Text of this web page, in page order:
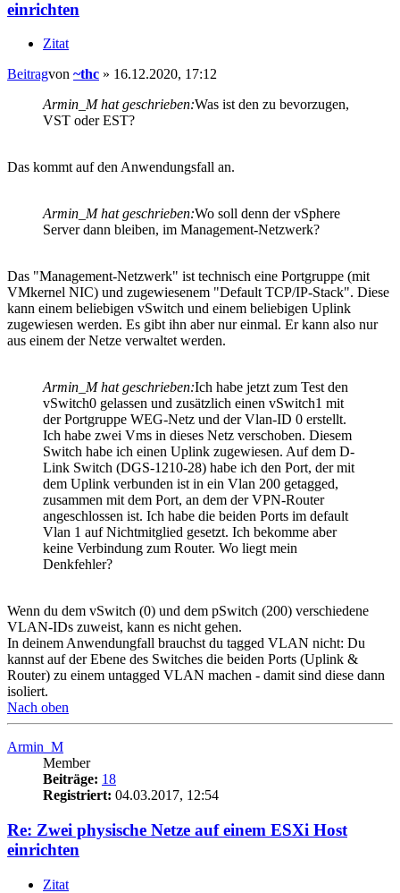
einrichten
Zitat
Beitragvon ~thc » 16.12.2020, 17:12
Armin_M hat geschrieben:Was ist den zu bevorzugen,
VST oder EST?
Das kommt auf den Anwendungsfall an.
Armin_M hat geschrieben:Wo soll denn der vSphere
Server dann bleiben, im Management-Netzwerk?
Das "Management-Netzwerk" ist technisch eine Portgruppe (mit
VMkernel NIC) und zugewiesenem "Default TCP/IP-Stack". Diese
kann einem beliebigen vSwitch und einem beliebigen Uplink
zugewiesen werden. Es gibt ihn aber nur einmal. Er kann also nur
aus einem der Netze verwaltet werden.
Armin_M hat geschrieben:Ich habe jetzt zum Test den
vSwitch0 gelassen und zusätzlich einen vSwitch1 mit
der Portgruppe WEG-Netz und der Vlan-ID 0 erstellt.
Ich habe zwei Vms in dieses Netz verschoben. Diesem
Switch habe ich einen Uplink zugewiesen. Auf dem D-
Link Switch (DGS-1210-28) habe ich den Port, der mit
dem Uplink verbunden ist in ein Vlan 200 getagged,
zusammen mit dem Port, an dem der VPN-Router
angeschlossen ist. Ich habe die beiden Ports im default
Vlan 1 auf Nichtmitglied gesetzt. Ich bekomme aber
keine Verbindung zum Router. Wo liegt mein
Denkfehler?
Wenn du dem vSwitch (0) und dem pSwitch (200) verschiedene
VLAN-IDs zuweist, kann es nicht gehen.
In deinem Anwendungfall brauchst du tagged VLAN nicht: Du
kannst auf der Ebene des Switches die beiden Ports (Uplink &
Router) zu einem untagged VLAN machen - damit sind diese dann
isoliert.
Nach oben
Armin_M
Member
Beiträge: 18
Registriert: 04.03.2017, 12:54
Re: Zwei physische Netze auf einem ESXi Host
einrichten
Zitat